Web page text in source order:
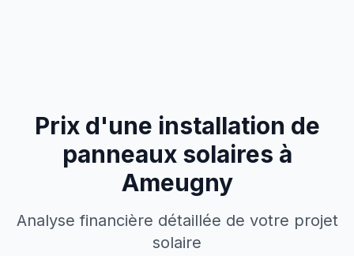
Prix d'une installation de
panneaux solaires à
Ameugny
Analyse financière détaillée de votre projet
solaire